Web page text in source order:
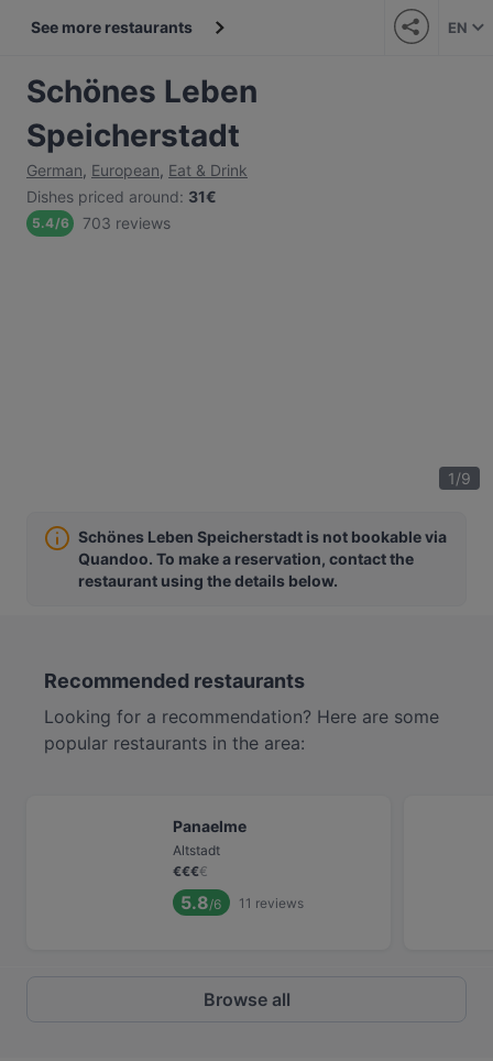
See more restaurants EN
Schönes Leben
Speicherstadt
German, European, Eat & Drink
Dishes priced around: 31€
5.4/6 703 reviews
1/9
Schönes Leben Speicherstadt is not bookable via
Quandoo. To make a reservation, contact the
restaurant using the details below.
Recommended restaurants
Looking for a recommendation? Here are some
popular restaurants in the area:
Panaelme
Altstadt
€€€€
5.8/6 11 reviews
Browse all